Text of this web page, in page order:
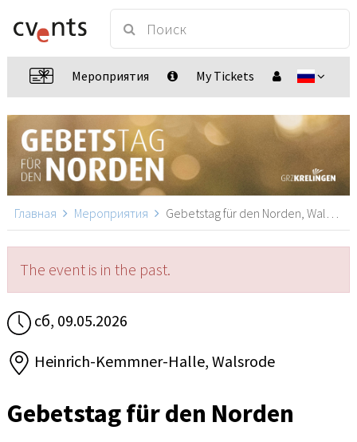
Мероприятия My Tickets
Главная Мероприятия Gebetstag für den Norden, Walsrode
The event is in the past.
сб, 09.05.2026
Heinrich-Kemmner-Halle, Walsrode
Gebetstag für den Norden